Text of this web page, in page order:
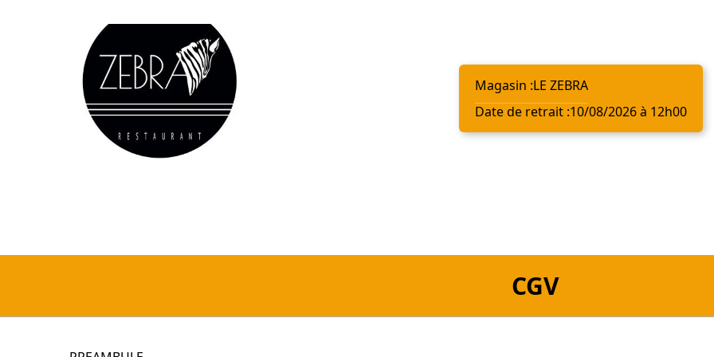
Magasin :LE ZEBRA
Date de retrait :10/08/2026 à 12h00
CGV